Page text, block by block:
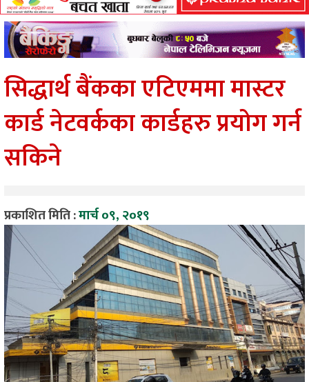
सिद्धार्थ बैंकका एटिएममा मास्टर
कार्ड नेटवर्कका कार्डहरु प्रयोग गर्न
सकिने
प्रकाशित मिति :मार्च ०९, २०१९